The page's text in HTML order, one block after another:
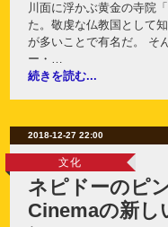
川面に浮かぶ黄金の寺院
た。敬虔な仏教国として
が多いことで有名だ。 そ
ー・…
続きを読む...
2018-12-27 22:00
文化
ネピドーのピ
Cinemaの新し